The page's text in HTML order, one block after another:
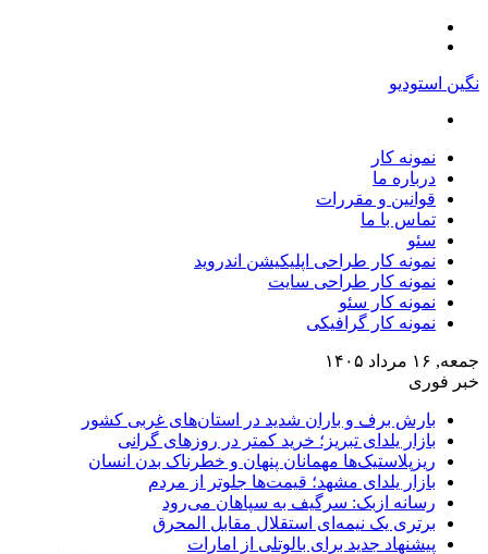
نگین استودیو
نمونه کار
درباره ما
قوانین و مقررات
تماس با ما
سئو
نمونه کار طراحی اپلیکیشن اندروید
نمونه کار طراحی سایت
نمونه کار سئو
نمونه کار گرافیکی
جمعه, ۱۶ مرداد ۱۴۰۵
خبر فوری
بارش برف و باران شدید در استان‌های غربی کشور
بازار یلدای تبریز؛ خرید کمتر در روزهای گرانی
ریزپلاستیک‌ها مهمانان پنهان و خطرناک بدن انسان
بازار یلدای مشهد؛ قیمت‌ها جلوتر از مردم
رسانه ازبک: سرگیف به سپاهان می‌رود
برتری یک نیمه‌ای استقلال مقابل المحرق
پیشنهاد جدید برای بالوتلی از امارات